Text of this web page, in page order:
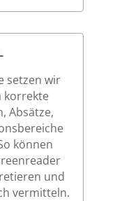
setzen wir
korrekte
Absätze,
können
und
vermitteln.